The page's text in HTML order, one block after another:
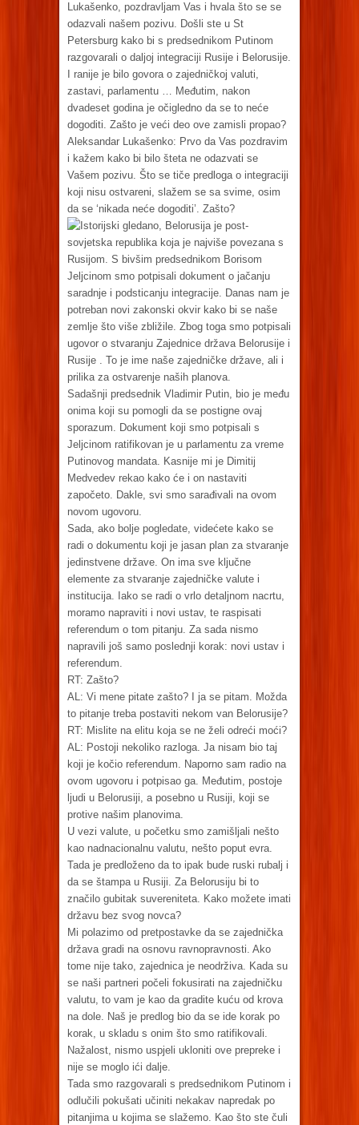
Lukašenko, pozdravljam Vas i hvala što se se
odazvali našem pozivu. Došli ste u St
Petersburg kako bi s predsednikom Putinom
razgovarali o daljoj integraciji Rusije i Belorusije.
I ranije je bilo govora o zajedničkoj valuti,
zastavi, parlamentu … Međutim, nakon
dvadeset godina je očigledno da se to neće
dogoditi. Zašto je veći deo ove zamisli propao?
Aleksandar Lukašenko: Prvo da Vas pozdravim
i kažem kako bi bilo šteta ne odazvati se
Vašem pozivu. Što se tiče predloga o integraciji
koji nisu ostvareni, slažem se sa svime, osim
da se ‘nikada neće dogoditi’. Zašto?
Istorijski gledano, Belorusija je post-
sovjetska republika koja je najviše povezana s
Rusijom. S bivšim predsednikom Borisom
Jeljcinom smo potpisali dokument o jačanju
saradnje i podsticanju integracije. Danas nam je
potreban novi zakonski okvir kako bi se naše
zemlje što više zbližile. Zbog toga smo potpisali
ugovor o stvaranju Zajednice država Belorusije i
Rusije . To je ime naše zajedničke države, ali i
prilika za ostvarenje naših planova.
Sadašnji predsednik Vladimir Putin, bio je među
onima koji su pomogli da se postigne ovaj
sporazum. Dokument koji smo potpisali s
Jeljcinom ratifikovan je u parlamentu za vreme
Putinovog mandata. Kasnije mi je Dimitij
Medvedev rekao kako će i on nastaviti
započeto. Dakle, svi smo sarađivali na ovom
novom ugovoru.
Sada, ako bolje pogledate, videćete kako se
radi o dokumentu koji je jasan plan za stvaranje
jedinstvene države. On ima sve ključne
elemente za stvaranje zajedničke valute i
institucija. Iako se radi o vrlo detaljnom nacrtu,
moramo napraviti i novi ustav, te raspisati
referendum o tom pitanju. Za sada nismo
napravili još samo poslednji korak: novi ustav i
referendum.
RT: Zašto?
AL: Vi mene pitate zašto? I ja se pitam. Možda
to pitanje treba postaviti nekom van Belorusije?
RT: Mislite na elitu koja se ne želi odreći moći?
AL: Postoji nekoliko razloga. Ja nisam bio taj
koji je kočio referendum. Naporno sam radio na
ovom ugovoru i potpisao ga. Međutim, postoje
ljudi u Belorusiji, a posebno u Rusiji, koji se
protive našim planovima.
U vezi valute, u početku smo zamišljali nešto
kao nadnacionalnu valutu, nešto poput evra.
Tada je predloženo da to ipak bude ruski rubalj i
da se štampa u Rusiji. Za Belorusiju bi to
značilo gubitak suvereniteta. Kako možete imati
državu bez svog novca?
Mi polazimo od pretpostavke da se zajednička
država gradi na osnovu ravnopravnosti. Ako
tome nije tako, zajednica je neodrživa. Kada su
se naši partneri počeli fokusirati na zajedničku
valutu, to vam je kao da gradite kuću od krova
na dole. Naš je predlog bio da se ide korak po
korak, u skladu s onim što smo ratifikovali.
Nažalost, nismo uspjeli ukloniti ove prepreke i
nije se moglo ići dalje.
Tada smo razgovarali s predsednikom Putinom i
odlučili pokušati učiniti nekakav napredak po
pitanjima u kojima se slažemo. Kao što ste čuli